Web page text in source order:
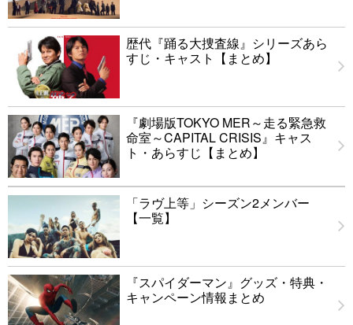
歴代『踊る大捜査線』シリーズあら
すじ・キャスト【まとめ】
『劇場版TOKYO MER～走る緊急救
命室～CAPITAL CRISIS』キャス
ト・あらすじ【まとめ】
「ラヴ上等」シーズン2メンバー
【一覧】
『スパイダーマン』グッズ・特典・
キャンペーン情報まとめ